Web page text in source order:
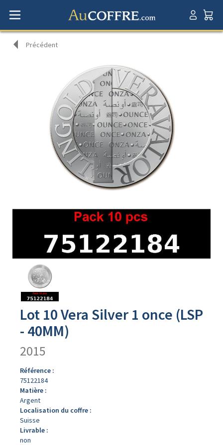
Précédent
produit
Lot 10 Vera Silver 1 once (LSP
- 40MM)
2015
Référence :
75122184
Matière :
Argent
Localisation du coffre :
Suisse
Livrable :
non